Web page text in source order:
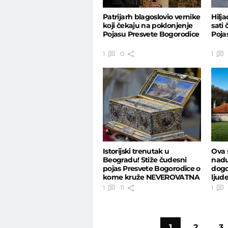
Patrijarh blagoslovio vernike
koji čekaju na poklonjenje
Pojasu Presvete Bogorodice
1 0
sati
1
Istorijski trenutak u
Beogradu! Stiže čudesni
pojas Presvete Bogorodice o
kome kruže NEVEROVATNA
svedočanstva
1 11
Ova
1